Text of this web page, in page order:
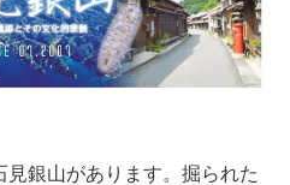
銀山があります。掘られた